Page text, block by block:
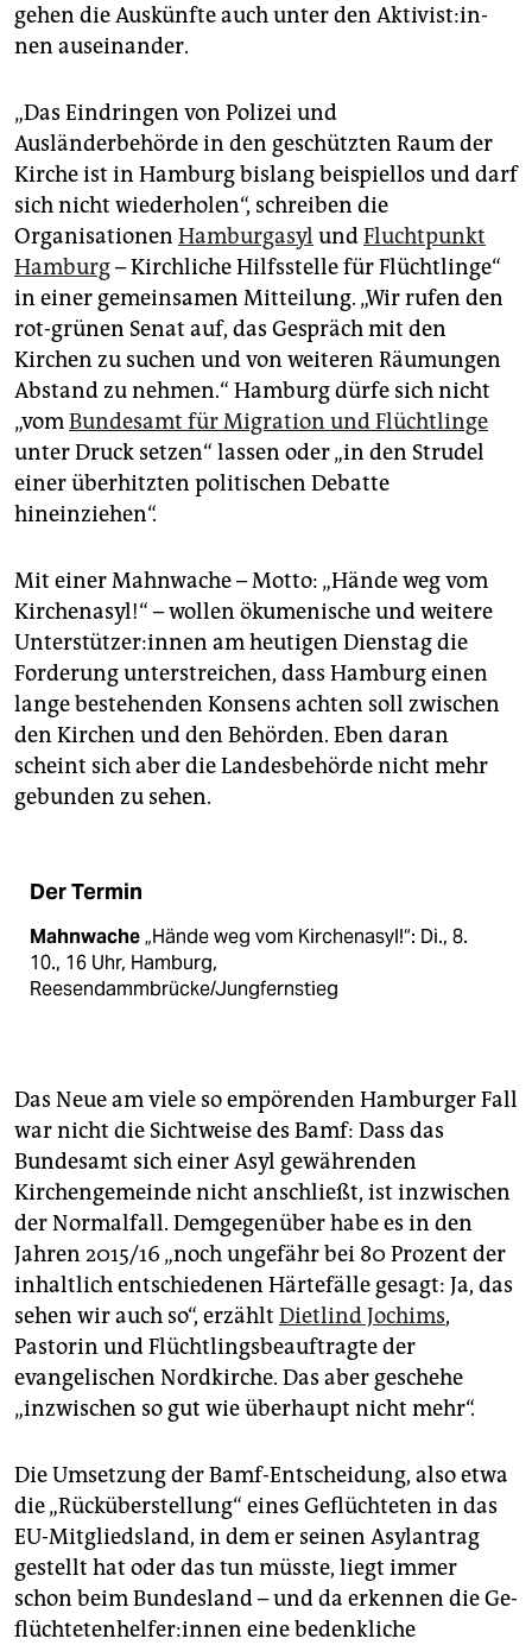
gehen die Auskünfte auch unter den Ak­ti­vis­t:in­
nen auseinander.
„Das Eindringen von Polizei und
Ausländerbehörde in den geschützten Raum der
Kirche ist in Hamburg bislang beispiellos und darf
sich nicht wiederholen“, schreiben die
Organisationen Hamburgasyl undFluchtpunkt
Hamburg– Kirchliche Hilfsstelle für Flüchtlinge“
in einer gemeinsamen Mitteilung. „Wir rufen den
rot-grünen Senat auf, das Gespräch mit den
Kirchen zu suchen und von weiteren Räumungen
Abstand zu nehmen.“ Hamburg dürfe sich nicht
„vomBundesamt für Migration und Flüchtlinge
unter Druck setzen“ lassen oder „in den Strudel
einer überhitzten politischen Debatte
hineinziehen“.
Mit einer Mahnwache – Motto: „Hände weg vom
Kirchenasyl!“ – wollen ökumenische und weitere
Un­ter­stüt­ze­r:in­nen am heutigen Dienstag die
Forderung unterstreichen, dass Hamburg einen
lange bestehenden Konsens achten soll zwischen
den Kirchen und den Behörden. Eben daran
scheint sich aber die Landesbehörde nicht mehr
gebunden zu sehen.
Der Termin
Mahnwache„Hände weg vom Kirchenasyl!“: Di., 8.
10., 16 Uhr, Hamburg,
Reesendammbrücke/Jungfernstieg
Das Neue am viele so empörenden Hamburger Fall
war nicht die Sichtweise des Bamf: Dass das
Bundesamt sich einer Asyl gewährenden
Kirchengemeinde nicht anschließt, ist inzwischen
der Normalfall. Demgegenüber habe es in den
Jahren 2015/16 „noch ungefähr bei 80 Prozent der
inhaltlich entschiedenen Härtefälle gesagt: Ja, das
sehen wir auch so“, erzählt Dietlind Jochims,
Pastorin und Flüchtlingsbeauftragte der
evangelischen Nordkirche. Das aber geschehe
„inzwischen so gut wie überhaupt nicht mehr“.
Die Umsetzung der Bamf-Entscheidung, also etwa
die „Rücküberstellung“ eines Geflüchteten in das
EU-Mitgliedsland, in dem er seinen Asylantrag
gestellt hat oder das tun müsste, liegt immer
schon beim Bundesland – und da erkennen die Ge­
flüch­te­ten­hel­fe­r:in­nen eine bedenkliche